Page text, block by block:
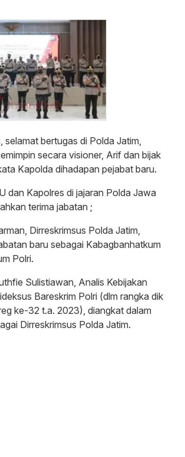
selamat bertugas di Polda Jatim,
secara visioner, Arif dan bijak
Kapolda dihadapan pejabat baru.
dan Kapolres di jajaran Polda Jawa
terima jabatan ;
Dirreskrimsus Polda Jatim,
baru sebagai Kabagbanhatkum
Polri.
Sulistiawan, Analis Kebijakan
Bareskrim Polri (dlm rangka dik
ke-32 t.a. 2023), diangkat dalam
Dirreskrimsus Polda Jatim.